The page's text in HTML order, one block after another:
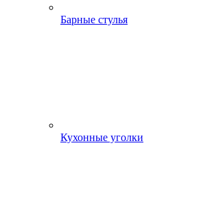
Барные стулья
Кухонные уголки